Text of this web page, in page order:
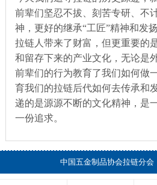
前辈们坚忍不拔、刻苦专研、不
神，更好的继承“工匠”精神和发
拉链人带来了财富，但更重要的
和留存下来的产业文化，无论是
前辈们的行为教育了我们如何做
育我们的拉链后代如何去传承和
递的是源源不断的文化精神，是
一份追求。
中国五金制品协会拉链分